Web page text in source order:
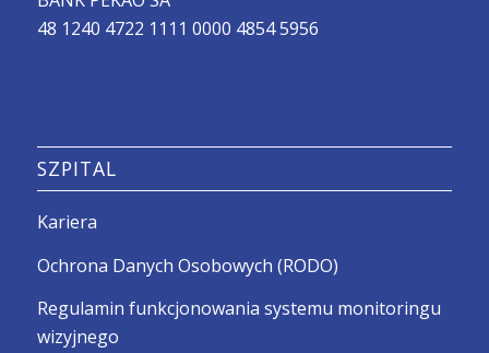
48 1240 4722 1111 0000 4854 5956
SZPITAL
Kariera
Ochrona Danych Osobowych (RODO)
Regulamin funkcjonowania systemu monitoringu
wizyjnego